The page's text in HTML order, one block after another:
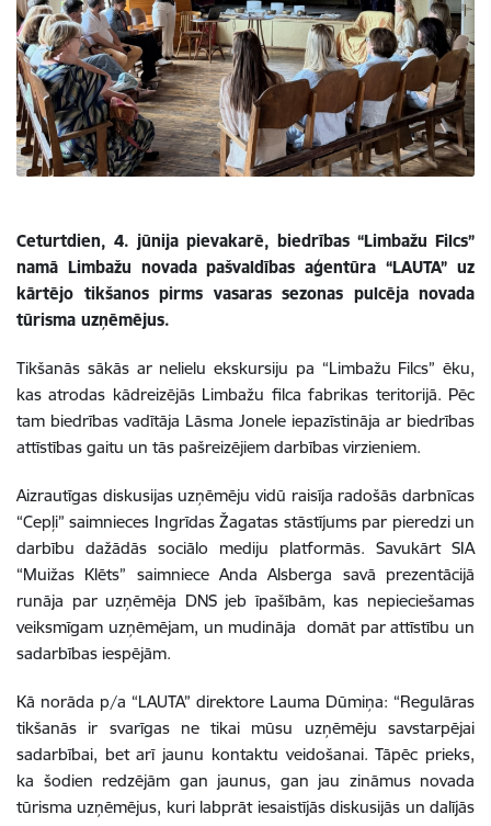
Ceturtdien, 4. jūnija pievakarē, biedrības “Limbažu Filcs”
namā Limbažu novada pašvaldības aģentūra “LAUTA” uz
kārtējo tikšanos pirms vasaras sezonas pulcēja novada
tūrisma uzņēmējus.
Tikšanās sākās ar nelielu ekskursiju pa “Limbažu Filcs” ēku,
kas atrodas kādreizējās Limbažu filca fabrikas teritorijā. Pēc
tam biedrības vadītāja Lāsma Jonele iepazīstināja ar biedrības
attīstības gaitu un tās pašreizējiem darbības virzieniem.
Aizrautīgas diskusijas uzņēmēju vidū raisīja radošās darbnīcas
“Cepļi” saimnieces Ingrīdas Žagatas stāstījums par pieredzi un
darbību dažādās sociālo mediju platformās. Savukārt SIA
“Muižas Klēts” saimniece Anda Alsberga savā prezentācijā
runāja par uzņēmēja DNS jeb īpašībām, kas nepieciešamas
veiksmīgam uzņēmējam, un mudināja domāt par attīstību un
sadarbības iespējām.
Kā norāda p/a “LAUTA” direktore Lauma Dūmiņa: “Regulāras
tikšanās ir svarīgas ne tikai mūsu uzņēmēju savstarpējai
sadarbībai, bet arī jaunu kontaktu veidošanai. Tāpēc prieks,
ka šodien redzējām gan jaunus, gan jau zināmus novada
tūrisma uzņēmējus, kuri labprāt iesaistījās diskusijās un dalījās